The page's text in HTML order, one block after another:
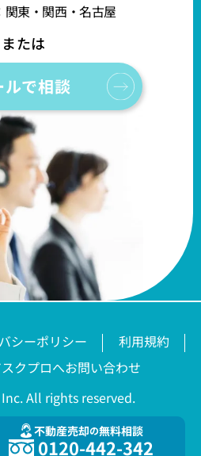
関東・関西・名古屋
ルで相談
不動産売却の無料相談
0120-442-342
シーポリシー
利用規約
クプロへお問い合わせ
All rights reserved.